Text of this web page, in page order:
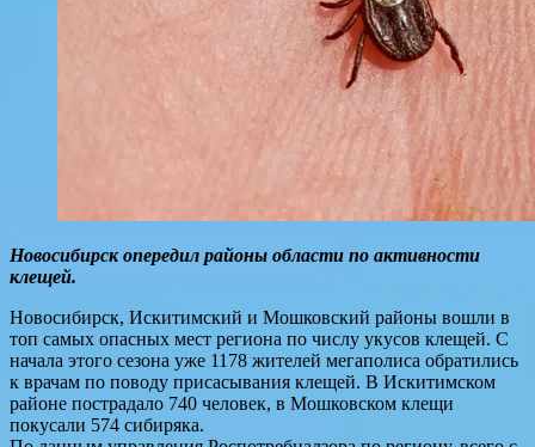
Новосибирск опередил районы области по активности
клещей.
Новосибирск, Искитимский и Мошковский районы вошли в
топ самых опасных мест региона по числу укусов клещей. С
начала этого сезона уже 1178 жителей мегаполиса обратились
к врачам по поводу присасывания клещей. В Искитимском
районе пострадало 740 человек, в Мошковском клещи
покусали 574 сибиряка.